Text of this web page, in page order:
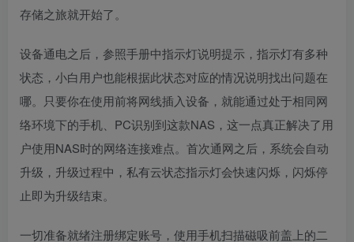
存储之旅就开始了。
设备通电之后，参照手册中指示灯说明提示，指示灯有多种
状态，小白用户也能根据此状态对应的情况说明找出问题在
哪。只要你在使用前将网线插入设备，就能通过处于相同网
络环境下的手机、PC识别到这款NAS，这一点真正解决了用
户使用NAS时的网络连接难点。首次通网之后，系统会自动
升级，升级过程中，私有云状态指示灯会快速闪烁，闪烁停
止即为升级结束。
一切准备就绪注册绑定账号，使用手机扫描磁吸前盖上的二